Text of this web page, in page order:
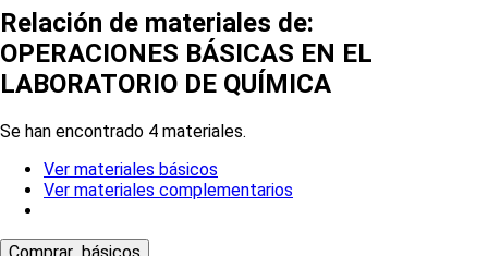
Relación de materiales de:
OPERACIONES BÁSICAS EN EL
LABORATORIO DE QUÍMICA
Se han encontrado 4 materiales.
Ver materiales básicos
Ver materiales complementarios